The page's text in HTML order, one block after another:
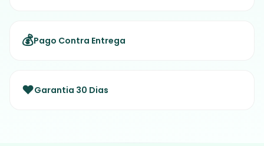
💰Pago Contra Entrega
❤️Garantia 30 Dias